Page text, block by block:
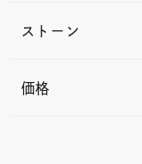
ストーン
価格